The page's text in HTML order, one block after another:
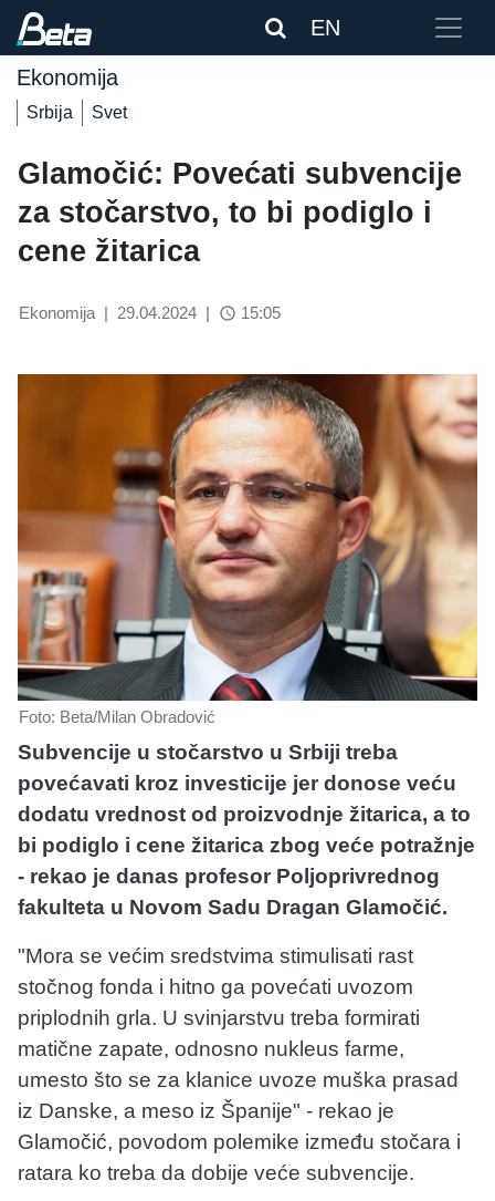
EN
Ekonomija
Srbija Svet
Glamočić: Povećati subvencije
za stočarstvo, to bi podiglo i
cene žitarica
Ekonomija | 29.04.2024 | access_time 15:05
Foto: Beta/Milan Obradović
Subvencije u stočarstvo u Srbiji treba
povećavati kroz investicije jer donose veću
dodatu vrednost od proizvodnje žitarica, a to
bi podiglo i cene žitarica zbog veće potražnje
- rekao je danas profesor Poljoprivrednog
fakulteta u Novom Sadu Dragan Glamočić.
"Mora se većim sredstvima stimulisati rast
stočnog fonda i hitno ga povećati uvozom
priplodnih grla. U svinjarstvu treba formirati
matične zapate, odnosno nukleus farme,
umesto što se za klanice uvoze muška prasad
iz Danske, a meso iz Španije" - rekao je
Glamočić, povodom polemike između stočara i
ratara ko treba da dobije veće subvencije.